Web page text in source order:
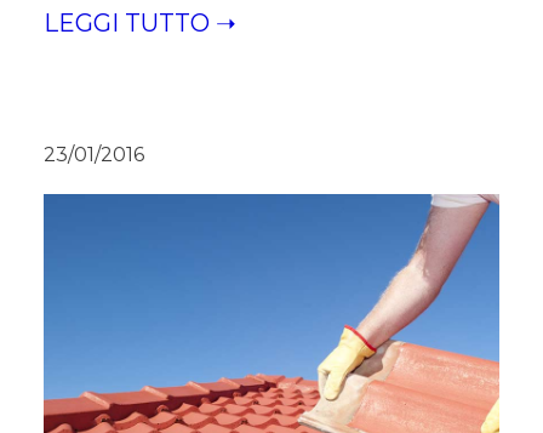
LEGGI TUTTO ➝
23/01/2016